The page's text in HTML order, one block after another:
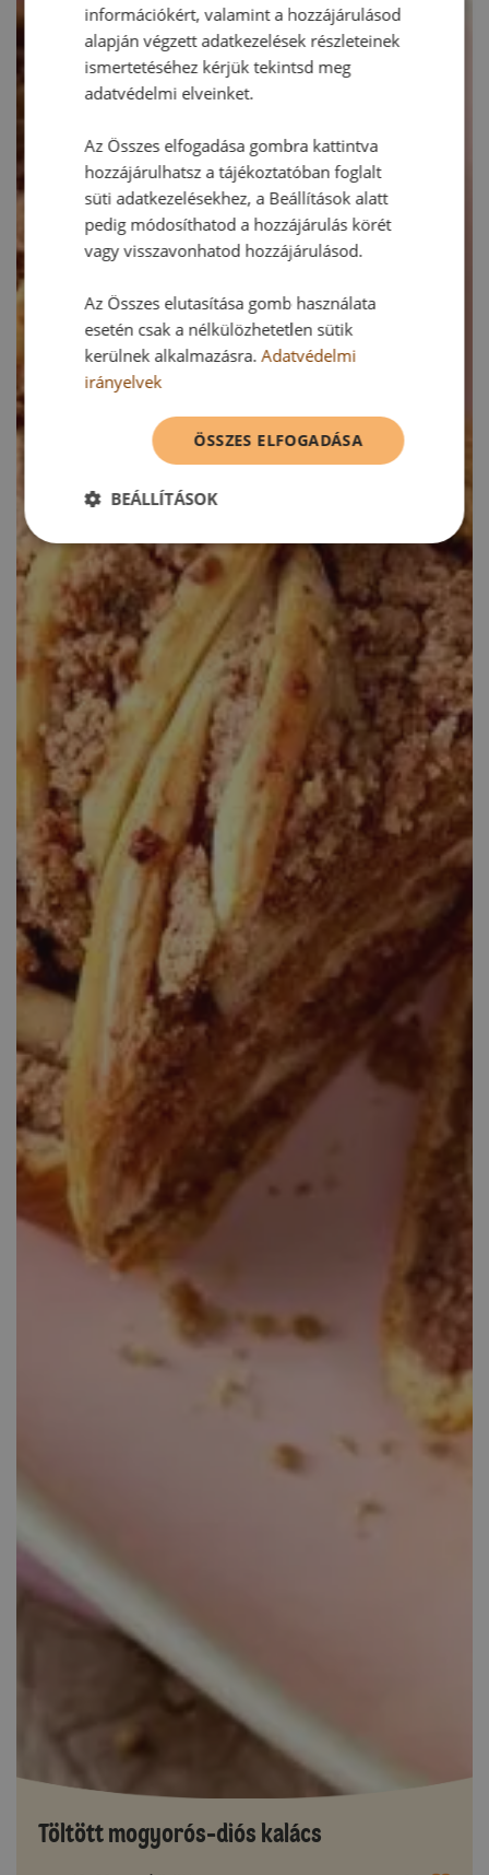
Töltött mogyorós-diós kalács
információkért, valamint a hozzájárulásod
alapján végzett adatkezelések részleteinek
ismertetéséhez kérjük tekintsd meg
adatvédelmi elveinket.
Az Összes elfogadása gombra kattintva
hozzájárulhatsz a tájékoztatóban foglalt
süti adatkezelésekhez, a Beállítások alatt
pedig módosíthatod a hozzájárulás körét
vagy visszavonhatod hozzájárulásod.
Az Összes elutasítása gomb használata
esetén csak a nélkülözhetetlen sütik
kerülnek alkalmazásra.Adatvédelmi
irányelvek
ÖSSZES ELFOGADÁSA
BEÁLLÍTÁSOK